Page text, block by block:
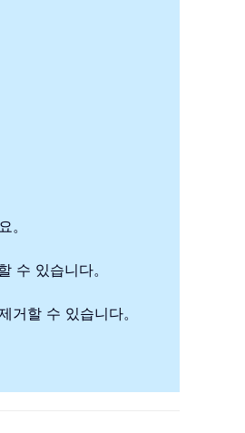
。
수 있습니다。
거할 수 있습니다。